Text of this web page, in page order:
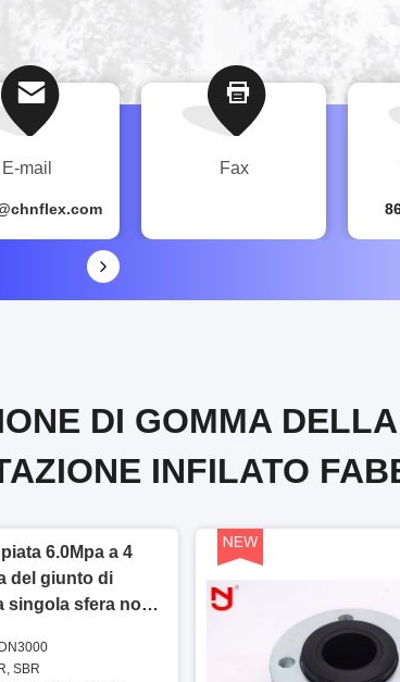
E-mail Fax
DI GOMMA
INFILATO
6.0Mpa a 4
del giunto di
singola sfera non
SBR